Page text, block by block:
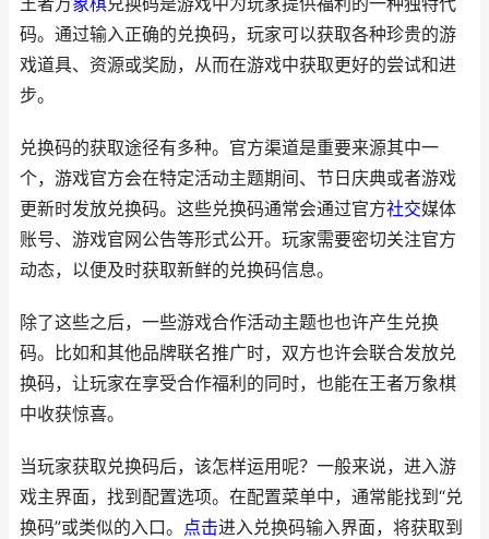
码。通过输入正确的兑换码，玩家可以获取各种珍贵的游
戏道具、资源或奖励，从而在游戏中获取更好的尝试和进
步。
兑换码的获取途径有多种。官方渠道是重要来源其中一
个，游戏官方会在特定活动主题期间、节日庆典或者游戏
更新时发放兑换码。这些兑换码通常会通过官方社交媒体
账号、游戏官网公告等形式公开。玩家需要密切关注官方
动态，以便及时获取新鲜的兑换码信息。
除了这些之后，一些游戏合作活动主题也也许产生兑换
码。比如和其他品牌联名推广时，双方也许会联合发放兑
换码，让玩家在享受合作福利的同时，也能在王者万象棋
中收获惊喜。
当玩家获取兑换码后，该怎样运用呢？一般来说，进入游
戏主界面，找到配置选项。在配置菜单中，通常能找到“兑
换码”或类似的入口。
点击进入兑换码输入界面，将获取到